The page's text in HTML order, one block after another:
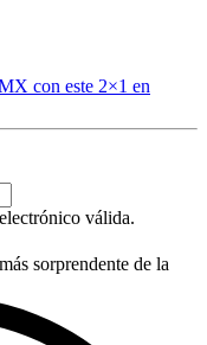
con este 2×1 en
válida.
sorprendente de la